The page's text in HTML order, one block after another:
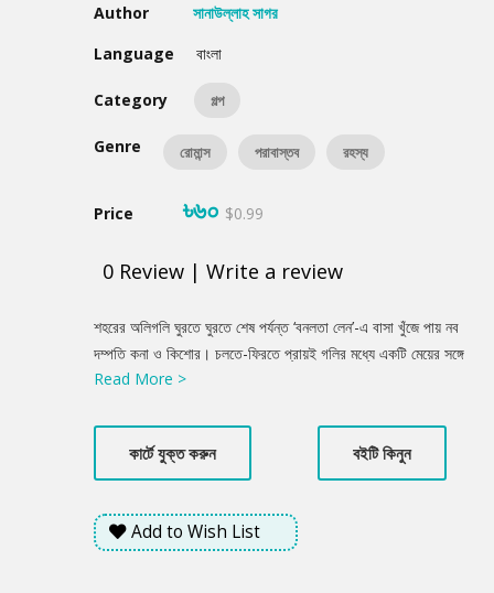
Author
সানাউল্লাহ সাগর
Language
বাংলা
Category গল্প
Genre রোমান্স পরাবাস্তব রহস্য
Price ৳৬০ $0.99
0 Review | Write a review
Product
Summery
শহরের অলিগলি ঘুরতে ঘুরতে শেষ পর্যন্ত ‘বনলতা লেন’-এ বাসা খুঁজে পায় নব
দম্পতি কনা ও কিশোর। চলতে-ফিরতে প্রায়ই গলির মধ্যে একটি মেয়ের সঙ্গে
দেখা হয়ে যায় কিশোরের। মেয়েটির নাম বনলতা। বনলতারা কেমন আছে এই
সব প্রেমের কি গন্তব্য থাকে?
Read More >
কার্টে যুক্ত করুন বইটি কিনুন
Add to Wish List